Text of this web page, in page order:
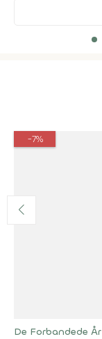
-7%
De Forbandede